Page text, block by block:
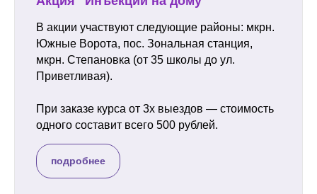
В акции участвуют следующие районы: мкрн.
Южные Ворота, пос. Зональная станция,
мкрн. Степановка (от 35 школы до ул.
Приветливая).
При заказе курса от 3х выездов — стоимость
одного составит всего 500 рублей.
подробнее